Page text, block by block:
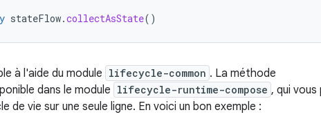
stateFlow.collectAsState()
à l'aide du module lifecycle-common . La méthode
dans le module lifecycle-runtime-compose , qui
vie sur une seule ligne. En voici un bon exemple :